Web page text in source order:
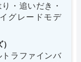
・追いだき・
グレードモデ
ラファインバ